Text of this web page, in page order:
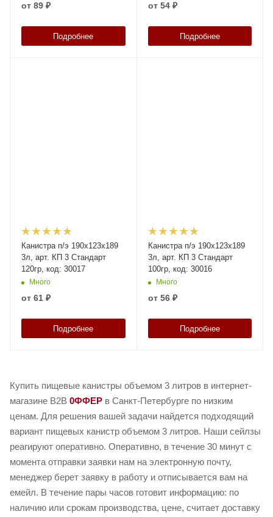
от 89 ₽
Подробнее
от 54 ₽
Подробнее
Канистра п/э 190х123х189
3л, арт. КП 3 Стандарт
120гр, код: 30017
Много
от 61 ₽
Подробнее
Канистра п/э 190х123х189
3л, арт. КП 3 Стандарт
100гр, код: 30016
Много
от 56 ₽
Подробнее
Купить пищевые канистры объемом 3 литров в интернет-
магазине B2B 0ФФЕР в Санкт-Петербурге по низким
ценам. Для решения вашей задачи найдется подходящий
вариант пищевых канистр объемом 3 литров. Наши сейлзы
реагируют оперативно. Оперативно, в течение 30 минут с
момента отправки заявки нам на электронную почту,
менеджер берет заявку в работу и отписывается вам на
емейл. В течение пары часов готовит информацию: по
наличию или срокам производства, цене, считает доставку